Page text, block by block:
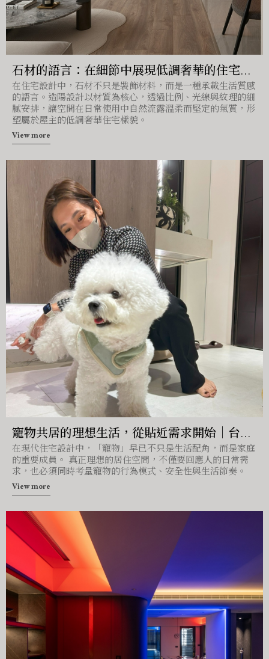
石材的語言：在細節中展現低調奢華的住宅設
計
在住宅設計中，石材不只是裝飾材料，而是一種承載生活質感
的語言。造陽設計以材質為核心，透過比例、光線與紋理的細
膩安排，讓空間在日常使用中自然流露溫柔而堅定的氣質，形
塑屬於屋主的低調奢華住宅樣貌。
View more
寵物共居的理想生活，從貼近需求開始｜台中
室內設計｜台中住宅設計
在現代住宅設計中，「寵物」早已不只是生活配角，而是家庭
的重要成員。 真正理想的居住空間，不僅要回應人的日常需
求，也必須同時考量寵物的行為模式、安全性與生活節奏。
View more